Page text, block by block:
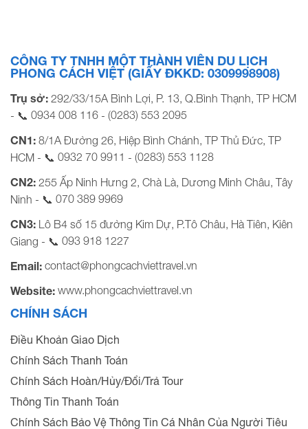
CÔNG TY TNHH MỘT THÀNH VIÊN DU LỊCH
PHONG CÁCH VIỆT (GIẤY ĐKKD: 0309998908)
Trụ sở: 292/33/15A Bình Lợi, P. 13, Q.Bình Thạnh, TP HCM
- 📞 0934 008 116 - (0283) 553 2095
CN1: 8/1A Đường 26, Hiệp Bình Chánh, TP Thủ Đức, TP
HCM - 📞 0932 70 9911 - (0283) 553 1128
CN2: 255 Ấp Ninh Hưng 2, Chà Là, Dương Minh Châu, Tây
Ninh - 📞 070 389 9969
CN3: Lô B4 số 15 đường Kim Dự, P.Tô Châu, Hà Tiên, Kiên
Giang - 📞 093 918 1227
Email: contact@phongcachviettravel.vn
Website: www.phongcachviettravel.vn
CHÍNH SÁCH
Điều Khoản Giao Dịch
Chính Sách Thanh Toán
Chính Sách Hoàn/Hủy/Đổi/Trả Tour
Thông Tin Thanh Toán
Chính Sách Bảo Vệ Thông Tin Cá Nhân Của Người Tiêu